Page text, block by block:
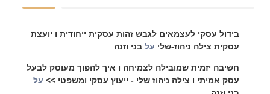
בידול עסקי לעצמאים לגבש זהות עסקית ייחודית ו יועצת
עסקית צילה ניהוז-שלי עלבני וזנה
חשיבה יזמית שמובילה לצמיחה ו איך להפוך מעוסק לבעל
עסק אמיתי ו צילה ניהוז שלי - ייעוץ עסקי ומשפטי >> על